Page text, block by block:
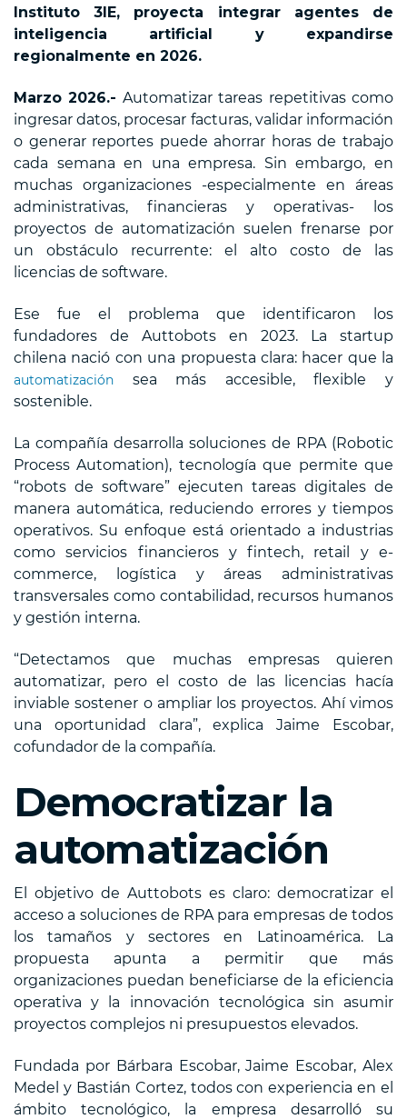
Instituto 3IE, proyecta integrar agentes de
inteligencia artificial y expandirse
regionalmente en 2026.
Marzo 2026.- Automatizar tareas repetitivas como
ingresar datos, procesar facturas, validar información
o generar reportes puede ahorrar horas de trabajo
cada semana en una empresa. Sin embargo, en
muchas organizaciones -especialmente en áreas
administrativas, financieras y operativas- los
proyectos de automatización suelen frenarse por
un obstáculo recurrente: el alto costo de las
licencias de software.
Ese fue el problema que identificaron los
fundadores de Auttobots en 2023. La startup
chilena nació con una propuesta clara: hacer que la
automatización sea más accesible, flexible y
sostenible.
La compañía desarrolla soluciones de RPA (Robotic
Process Automation), tecnología que permite que
“robots de software” ejecuten tareas digitales de
manera automática, reduciendo errores y tiempos
operativos. Su enfoque está orientado a industrias
como servicios financieros y fintech, retail y e-
commerce, logística y áreas administrativas
transversales como contabilidad, recursos humanos
y gestión interna.
“Detectamos que muchas empresas quieren
automatizar, pero el costo de las licencias hacía
inviable sostener o ampliar los proyectos. Ahí vimos
una oportunidad clara”, explica Jaime Escobar,
cofundador de la compañía.
Democratizar la
automatización
El objetivo de Auttobots es claro: democratizar el
acceso a soluciones de RPA para empresas de todos
los tamaños y sectores en Latinoamérica. La
propuesta apunta a permitir que más
organizaciones puedan beneficiarse de la eficiencia
operativa y la innovación tecnológica sin asumir
proyectos complejos ni presupuestos elevados.
Fundada por Bárbara Escobar, Jaime Escobar, Alex
Medel y Bastián Cortez, todos con experiencia en el
ámbito tecnológico, la empresa desarrolló su